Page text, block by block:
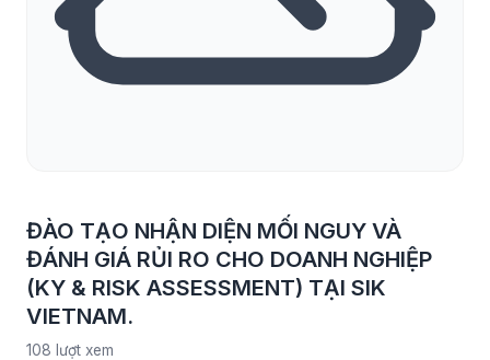
ĐÀO TẠO NHẬN DIỆN MỐI NGUY VÀ
ĐÁNH GIÁ RỦI RO CHO DOANH NGHIỆP
(KY & RISK ASSESSMENT) TẠI SIK
VIETNAM.
108 lượt xem